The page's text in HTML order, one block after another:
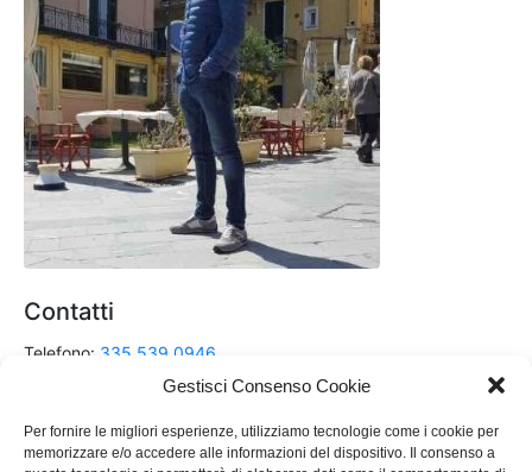
Gestisci Consenso Cookie
Per fornire le migliori esperienze, utilizziamo tecnologie come i cookie per
memorizzare e/o accedere alle informazioni del dispositivo. Il consenso a
Contatti
Telefono: 335 539 0946
renzo.dalessandro@hotmail.it